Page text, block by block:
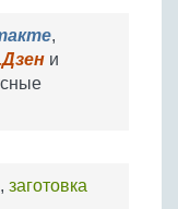
,
и
, заготовка